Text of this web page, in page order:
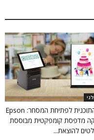
עם התוכנית לפתיחת המסחר: Epson
מדפסת קומפקטית מבוססת
להוצאת...